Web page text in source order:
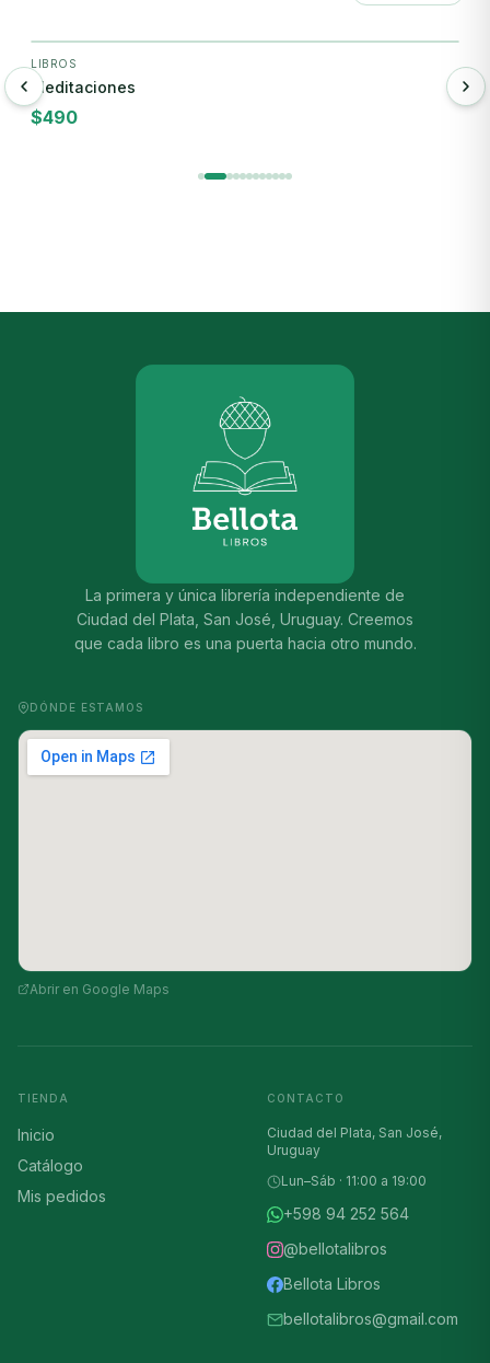
LIBROS
Meditaciones
$490
La primera y única librería independiente de
Ciudad del Plata, San José, Uruguay. Creemos
que cada libro es una puerta hacia otro mundo.
DÓNDE ESTAMOS
Abrir en Google Maps
TIENDA
Inicio
Catálogo
Mis pedidos
CONTACTO
Ciudad del Plata, San José,
Uruguay
Lun–Sáb · 11:00 a 19:00
+598 94 252 564
@bellotalibros
Bellota Libros
bellotalibros@gmail.com